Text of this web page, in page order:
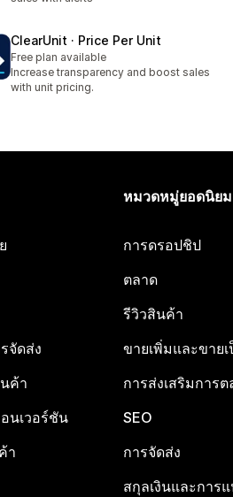
ClearUnit · Price Per Unit
Free plan available
Increase transparency and boost sales
with unit pricing.
จัดส่ง
ค้า
นเวอร์ชัน
า
หมวดหมู่ยอดนิยม
การดรอปชิป
ตลาด
รีวิวสินค้า
ขายเพิ่มและขาย
การส่งเสริมการ
SEO
การจัดส่ง
สกุลเงินและการ